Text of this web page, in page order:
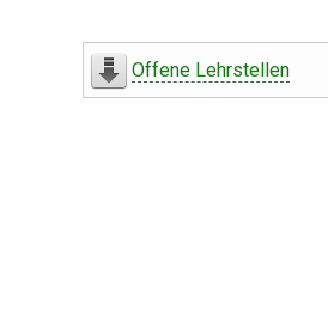
Offene Lehrstellen